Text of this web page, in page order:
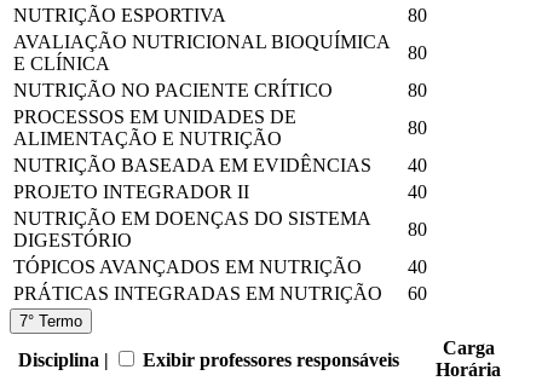
NUTRIÇÃO ESPORTIVA
80
AVALIAÇÃO NUTRICIONAL BIOQUÍMICA
E CLÍNICA
80
NUTRIÇÃO NO PACIENTE CRÍTICO
80
PROCESSOS EM UNIDADES DE
ALIMENTAÇÃO E NUTRIÇÃO
80
NUTRIÇÃO BASEADA EM EVIDÊNCIAS
40
PROJETO INTEGRADOR II
40
NUTRIÇÃO EM DOENÇAS DO SISTEMA
DIGESTÓRIO
80
TÓPICOS AVANÇADOS EM NUTRIÇÃO
40
PRÁTICAS INTEGRADAS EM NUTRIÇÃO
60
7° Termo
Disciplina | Exibir professores responsáveis
Carga
Horária